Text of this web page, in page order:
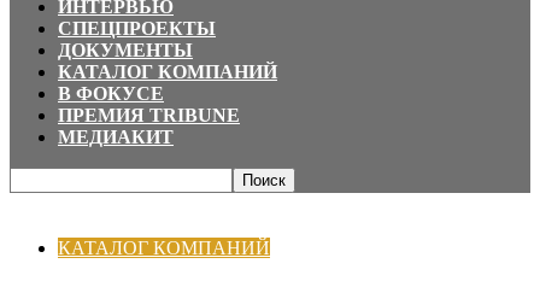
ИНТЕРВЬЮ
СПЕЦПРОЕКТЫ
ДОКУМЕНТЫ
КАТАЛОГ КОМПАНИЙ
В ФОКУСЕ
ПРЕМИЯ TRIBUNE
МЕДИАКИТ
КАТАЛОГ КОМПАНИЙ